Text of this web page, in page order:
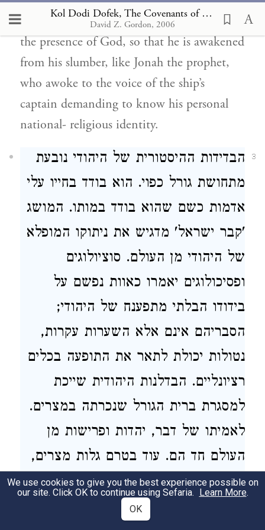
Kol Dodi Dofek, The Covenants of Sinai and Egypt
David Z. Gordon, 2006
environment expels ‎the ‎Jew who flees from
the presence of God, so that he is awakened
from his slumber, like Jonah ‎the ‎prophet,
who awoke to the voice of the ship’s
captain demanding to know his personal
‎national- ‎religious identity.‎
3
הבדידות ההיסטורית של היהודי נובעת
מתחושת גורל כפוי. הוא בודד בחייו עלי
אדמות כשם שהוא בודד במותו. המושג
'קבר ישראל' מדגיש את ניתוקו המופלא
של היהודי מן העולם. סוציולוגים
ופסיכולוגים יאמרו כאוות נפשם על
בידודו הבלתי מתפענח של היהודי;
הסבריהם אינם אלא השערות עקרות,
נטולות יכולת לתאר את התופעה בכלים
רציונליים. הבדלנות היהודית שייכת
למסגרת ברית הגורל שנכרתה במצרים.
לאמיתו של דבר, יהדות ופרישות מן
העולם חד הם. עוד בטרם גלות מצרים,
ירדה הבדלנות לעולמנו עם הופעתו של
היהודי הראשון, אברהם אבינו. אברהם
We use cookies to give you the best experience possible on
our site. Click OK to continue using Sefaria. Learn More.
OK